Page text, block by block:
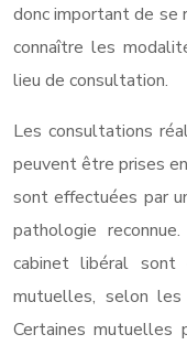
donc important de se
connaître les
lieu de consultation.
Les consultations
peuvent être prises
sont effectuées par
pathologie
cabinet libéral sont
mutuelles, selon
Certaines mutuelles